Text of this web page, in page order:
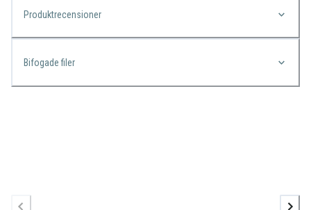
Produktrecensioner
Bifogade filer